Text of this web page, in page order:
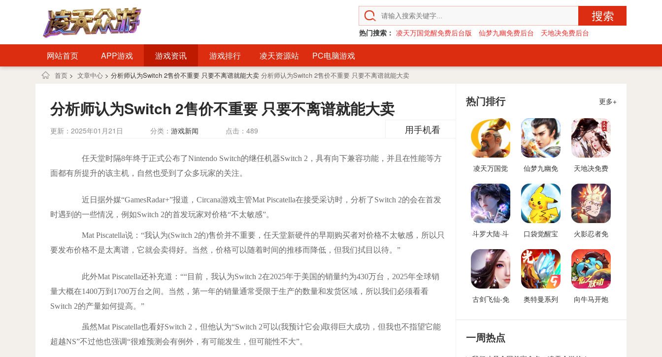
热门搜索： 凌天万国觉醒免费后台版 仙梦九幽免费后台 天地决免费后台
网站首页 APP游戏 游戏资讯 游戏排行 凌天资源站 PC电脑游戏
首页 > 文章中心 > 分析师认为Switch 2售价不重要 只要不离谱就能大卖 分析师认为Switch 2售价不重要 只要不离谱就能大卖
分析师认为Switch 2售价不重要 只要不离谱就能大卖
更新：2025年01月21日 分类： 游戏新闻 点击： 489 用手机看
任天堂时隔8年终于正式公布了Nintendo Switch的继任机器Switch 2，具有向下兼容功能，并且在性能等方
面都有所提升的该主机，自然也受到了众多玩家的关注。
近日据外媒“GamesRadar+”报道，Circana游戏主管Mat Piscatella在接受采访时，分析了Switch 2的会在首发
时遇到的一些情况，例如Switch 2的首发玩家对价格“不太敏感”。
Mat Piscatella说：“我认为(Switch 2的)售价并不重要，任天堂新硬件的早期购买者对价格不太敏感，所以只
要发布价格不是太离谱，它就会卖得好。当然，价格可以随着时间的推移而降低，但我们拭目以待。”
此外Mat Piscatella还补充道：““目前，我认为Switch 2在2025年于美国的销量约为430万台，2025年全球销
量大概在1400万到1700万台之间。当然，第一年的销量通常受限于生产的数量和发货区域，所以我们必须看看
Switch 2的产量如何提高。”
虽然Mat Piscatella也看好Switch 2，但他认为“Switch 2可以(我预计它会)取得巨大成功，但我也不指望它能
超越NS”不过他也强调“很难预测会有例外，有可能发生，但可能性不大”。
热门排行 更多+
凌天万国觉
版
仙梦九幽免
天地决免费
斗罗大陆·斗
后台版
口袋觉醒宝
费后台
火影忍者免
古剑飞仙-免
奥特曼系列
后台
向牛马开炮
向僵尸开炮
一周热点